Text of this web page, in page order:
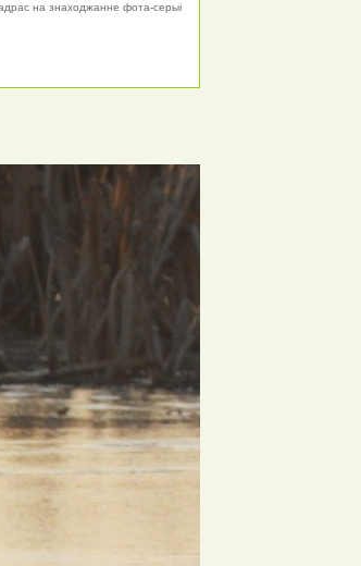
на знаходжанне фота-серыі